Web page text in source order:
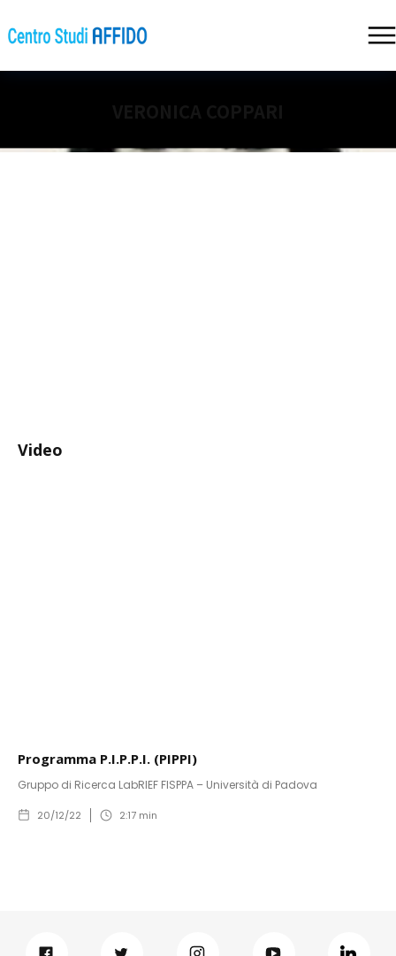
Video
Programma P.I.P.P.I. (PIPPI)
Gruppo di Ricerca LabRIEF FISPPA – Università di Padova
20/12/22 2:17 min